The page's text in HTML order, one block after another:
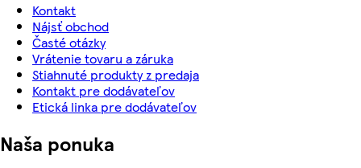
Kontakt
Nájsť obchod
Časté otázky
Vrátenie tovaru a záruka
Stiahnuté produkty z predaja
Kontakt pre dodávateľov
Etická linka pre dodávateľov
Naša ponuka